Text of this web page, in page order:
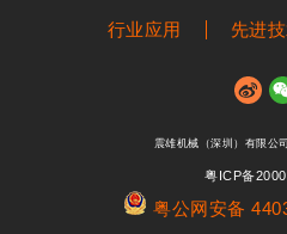
行业应用 先进
震雄机械（深圳）有限公
粤ICP备
粤公网安备